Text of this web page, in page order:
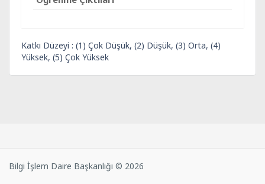
Katkı Düzeyi : (1) Çok Düşük, (2) Düşük, (3) Orta, (4)
Yüksek, (5) Çok Yüksek
Bilgi İşlem Daire Başkanlığı © 2026